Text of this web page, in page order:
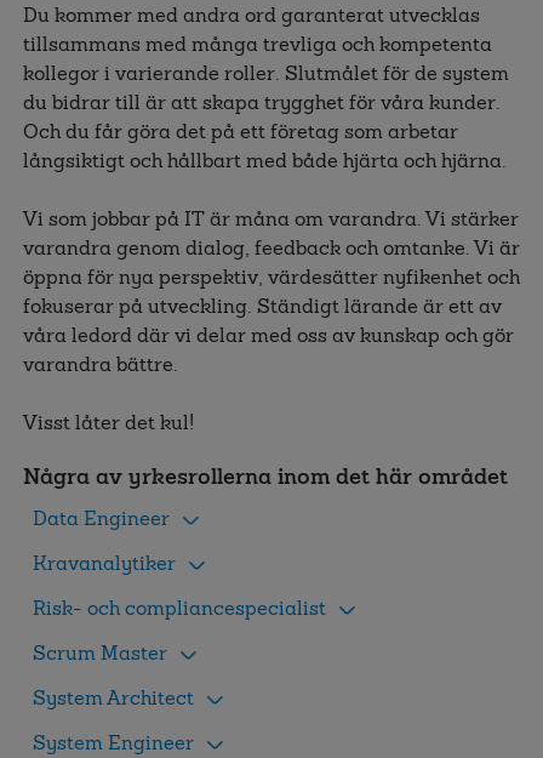
Du kommer med andra ord garanterat utvecklas
tillsammans med många trevliga och kompetenta
kollegor i varierande roller. Slutmålet för de system
du bidrar till är att skapa trygghet för våra kunder.
Och du får göra det på ett företag som arbetar
långsiktigt och hållbart med både hjärta och hjärna.
Vi som jobbar på IT är måna om varandra. Vi stärker
varandra genom dialog, feedback och omtanke. Vi är
öppna för nya perspektiv, värdesätter nyfikenhet och
fokuserar på utveckling. Ständigt lärande är ett av
våra ledord där vi delar med oss av kunskap och gör
varandra bättre.
Visst låter det kul!
Några av yrkesrollerna inom det här området
Data Engineer
Kravanalytiker
Risk- och compliancespecialist
Scrum Master
System Architect
System Engineer